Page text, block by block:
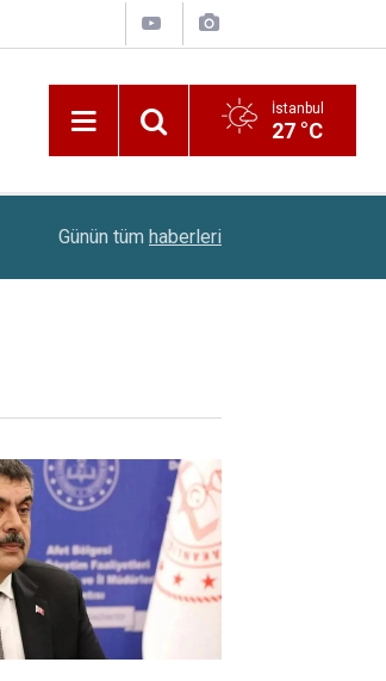
İstanbul
27 °C
Okullara 30 Bin Güvenlik Görevlisi Alımı
Günün tüm haberleri